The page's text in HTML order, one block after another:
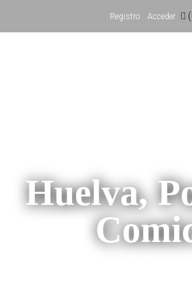
Registro Acceder
Huelva,